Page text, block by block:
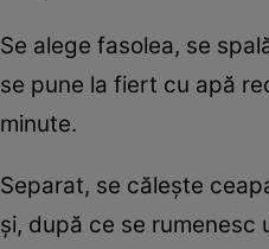
Se alege fasolea, se
se pune la fiert cu apă
minute.
Separat, se căleşte
şi, după ce se rumenesc